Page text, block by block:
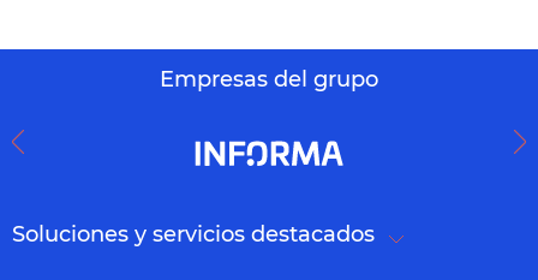
Empresas del grupo
Soluciones y servicios destacados